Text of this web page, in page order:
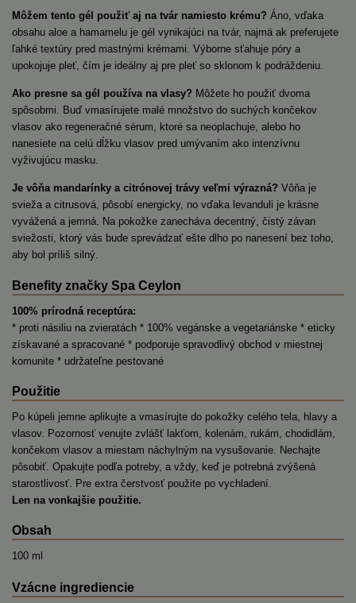
Môžem tento gél použiť aj na tvár namiesto krému? Áno, vďaka
obsahu aloe a hamamelu je gél vynikajúci na tvár, najmä ak preferujete
ľahké textúry pred mastnými krémami. Výborne sťahuje póry a
upokojuje pleť, čím je ideálny aj pre pleť so sklonom k podráždeniu.
Ako presne sa gél používa na vlasy? Môžete ho použiť dvoma
spôsobmi. Buď vmasírujete malé množstvo do suchých končekov
vlasov ako regeneračné sérum, ktoré sa neoplachuje, alebo ho
nanesiete na celú dĺžku vlasov pred umývaním ako intenzívnu
vyživujúcu masku.
Je vôňa mandarínky a citrónovej trávy veľmi výrazná? Vôňa je
svieža a citrusová, pôsobí energicky, no vďaka levanduli je krásne
vyvážená a jemná. Na pokožke zanecháva decentný, čistý závan
sviežosti, ktorý vás bude sprevádzať ešte dlho po nanesení bez toho,
aby bol príliš silný.
Benefity značky Spa Ceylon
100% prírodná receptúra:
* proti násiliu na zvieratách * 100% vegánske a vegetariánske * eticky
získavané a spracované * podporuje spravodlivý obchod v miestnej
komunite * udržateľne pestované
Použitie
Po kúpeli jemne aplikujte a vmasírujte do pokožky celého tela, hlavy a
vlasov. Pozornosť venujte zvlášť lakťom, kolenám, rukám, chodidlám,
končekom vlasov a miestam náchylným na vysušovanie. Nechajte
pôsobiť. Opakujte podľa potreby, a vždy, keď je potrebná zvýšená
starostlivosť. Pre extra čerstvosť použite po vychladení.
Len na vonkajšie použitie.
Obsah
100 ml
Vzácne ingrediencie